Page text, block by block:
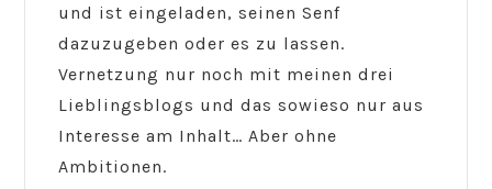
und ist eingeladen, seinen Senf
dazuzugeben oder es zu lassen.
Vernetzung nur noch mit meinen drei
Lieblingsblogs und das sowieso nur aus
Interesse am Inhalt… Aber ohne
Ambitionen.